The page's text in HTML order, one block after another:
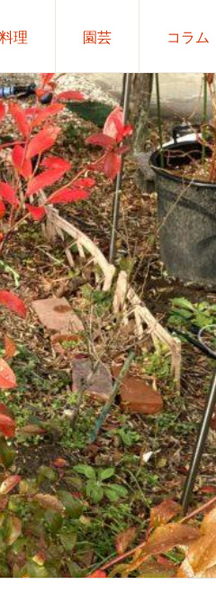
理 園芸 コラム